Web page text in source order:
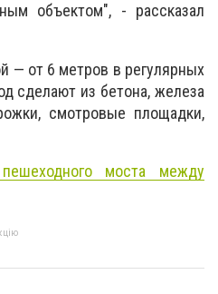
объектом", - рассказал
— от 6 метров в регулярных
сделают из бетона, железа
смотровые площадки,
моста между